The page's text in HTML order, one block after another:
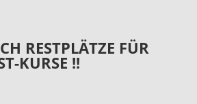
RESTPLÄTZE FÜR
KURSE !!